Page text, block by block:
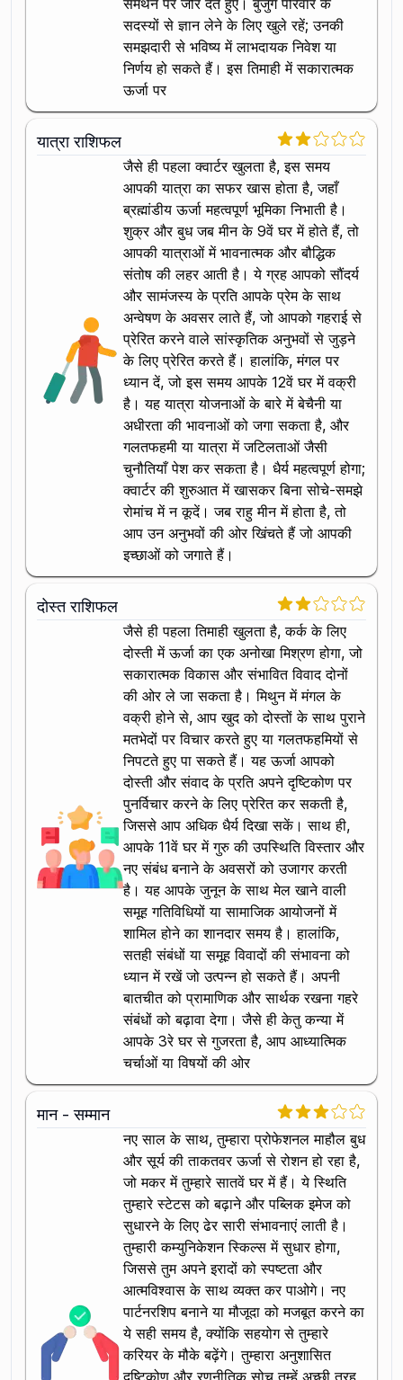
समर्थन पर जोर देते हुए। बुजुर्ग परिवार के
सदस्यों से ज्ञान लेने के लिए खुले रहें; उनकी
समझदारी से भविष्य में लाभदायक निवेश या
निर्णय हो सकते हैं। इस तिमाही में सकारात्मक
ऊर्जा पर
यात्रा राशिफल
जैसे ही पहला क्वार्टर खुलता है, इस समय
आपकी यात्रा का सफर खास होता है, जहाँ
ब्रह्मांडीय ऊर्जा महत्वपूर्ण भूमिका निभाती है।
शुक्र और बुध जब मीन के 9वें घर में होते हैं, तो
आपकी यात्राओं में भावनात्मक और बौद्धिक
संतोष की लहर आती है। ये ग्रह आपको सौंदर्य
और सामंजस्य के प्रति आपके प्रेम के साथ
अन्वेषण के अवसर लाते हैं, जो आपको गहराई से
प्रेरित करने वाले सांस्कृतिक अनुभवों से जुड़ने
के लिए प्रेरित करते हैं। हालांकि, मंगल पर
ध्यान दें, जो इस समय आपके 12वें घर में वक्री
है। यह यात्रा योजनाओं के बारे में बेचैनी या
अधीरता की भावनाओं को जगा सकता है, और
गलतफहमी या यात्रा में जटिलताओं जैसी
चुनौतियाँ पेश कर सकता है। धैर्य महत्वपूर्ण होगा;
क्वार्टर की शुरुआत में खासकर बिना सोचे-समझे
रोमांच में न कूदें। जब राहु मीन में होता है, तो
आप उन अनुभवों की ओर खिंचते हैं जो आपकी
इच्छाओं को जगाते हैं।
दोस्त राशिफल
जैसे ही पहला तिमाही खुलता है, कर्क के लिए
दोस्ती में ऊर्जा का एक अनोखा मिश्रण होगा, जो
सकारात्मक विकास और संभावित विवाद दोनों
की ओर ले जा सकता है। मिथुन में मंगल के
वक्री होने से, आप खुद को दोस्तों के साथ पुराने
मतभेदों पर विचार करते हुए या गलतफहमियों से
निपटते हुए पा सकते हैं। यह ऊर्जा आपको
दोस्ती और संवाद के प्रति अपने दृष्टिकोण पर
पुनर्विचार करने के लिए प्रेरित कर सकती है,
जिससे आप अधिक धैर्य दिखा सकें। साथ ही,
आपके 11वें घर में गुरु की उपस्थिति विस्तार और
नए संबंध बनाने के अवसरों को उजागर करती
है। यह आपके जुनून के साथ मेल खाने वाली
समूह गतिविधियों या सामाजिक आयोजनों में
शामिल होने का शानदार समय है। हालांकि,
सतही संबंधों या समूह विवादों की संभावना को
ध्यान में रखें जो उत्पन्न हो सकते हैं। अपनी
बातचीत को प्रामाणिक और सार्थक रखना गहरे
संबंधों को बढ़ावा देगा। जैसे ही केतु कन्या में
आपके 3रे घर से गुजरता है, आप आध्यात्मिक
चर्चाओं या विषयों की ओर
मान - सम्मान
नए साल के साथ, तुम्हारा प्रोफेशनल माहौल बुध
और सूर्य की ताकतवर ऊर्जा से रोशन हो रहा है,
जो मकर में तुम्हारे सातवें घर में हैं। ये स्थिति
तुम्हारे स्टेटस को बढ़ाने और पब्लिक इमेज को
सुधारने के लिए ढेर सारी संभावनाएं लाती है।
तुम्हारी कम्युनिकेशन स्किल्स में सुधार होगा,
जिससे तुम अपने इरादों को स्पष्टता और
आत्मविश्वास के साथ व्यक्त कर पाओगे। नए
पार्टनरशिप बनाने या मौजूदा को मजबूत करने का
ये सही समय है, क्योंकि सहयोग से तुम्हारे
करियर के मौके बढ़ेंगे। तुम्हारा अनुशासित
दृष्टिकोण और रणनीतिक सोच तुम्हें अच्छी तरह